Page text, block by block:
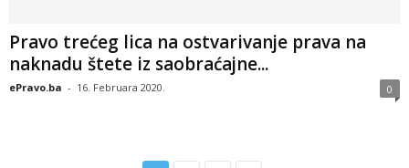
Pravo trećeg lica na ostvarivanje prava na
naknadu štete iz saobraćajne...
ePravo.ba - 16. Februara 2020. 0